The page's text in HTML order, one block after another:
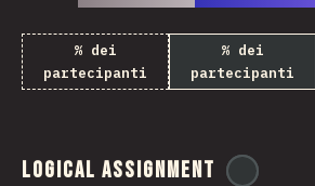
% dei
partecipanti
% dei
partecipanti
Logical Assignment